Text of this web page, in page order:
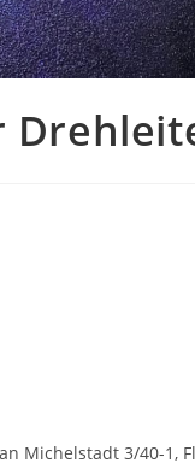
Michelstadt 3/40-1,